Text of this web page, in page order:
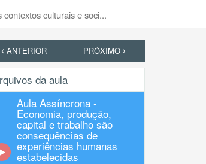
culturais e soci...
ANTERIOR PRÓXIMO
da aula
Aula Assíncrona -
Economia, produção,
capital e trabalho são
consequências de
experiências humanas
estabelecidas